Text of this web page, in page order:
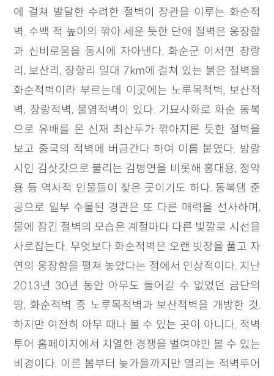
에 걸쳐 발달한 수려한 절벽이 장관을 이루는 화순적
벽. 수백 척 높이의 깎아 세운 듯한 단애 절벽은 웅장함
과 신비로움을 동시에 자아낸다. 화순군 이서면 창랑
리, 보산리, 장항리 일대 7km에 걸쳐 있는 붉은 절벽을
화순적벽이라 부르는데 이곳에는 노루목적벽, 보산적
벽, 창랑적벽, 물염적벽이 있다. 기묘사화로 화순 동복
으로 유배를 온 신재 최산두가 깎아지른 듯한 절벽을
보고 중국의 적벽에 버금간다 하여 이름 붙였다. 방랑
시인 김삿갓으로 불리는 김병연을 비롯해 홍대용, 정약
용 등 역사적 인물들이 찾은 곳이기도 하다. 동복댐 준
공으로 일부 수몰된 경관은 또 다른 매력을 선사하며,
물에 잠긴 절벽의 모습은 계절마다 다른 빛깔로 시선을
사로잡는다. 무엇보다 화순적벽은 오랜 빗장을 풀고 자
연의 웅장함을 펼쳐 놓았다는 점에서 인상적이다. 지난
2013년 30년 동안 아무도 들어갈 수 없었던 금단의
땅, 화순적벽 중 노루목적벽과 보산적벽을 개방한 것.
하지만 여전히 아무 때나 볼 수 있는 곳이 아니다. 적벽
투어 홈페이지에서 치열한 경쟁을 벌여야만 볼 수 있는
비경이다. 이른 봄부터 늦가을까지만 열리는 적벽투어